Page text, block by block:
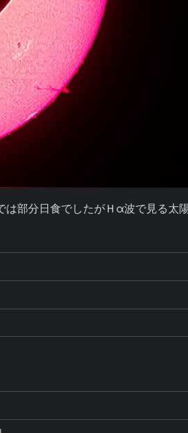
部分日食でしたがＨα波で見る太